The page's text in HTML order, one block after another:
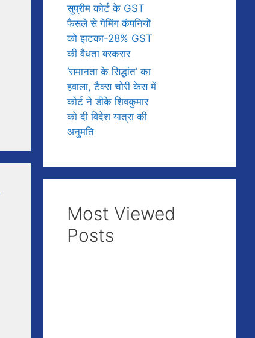
सुप्रीम कोर्ट के GST
फैसले से गेमिंग कंपनियों
को झटका-28% GST
की वैधता बरकरार
‘समानता के सिद्धांत’ का
हवाला, टैक्स चोरी केस में
कोर्ट ने डीके शिवकुमार
को दी विदेश यात्रा की
अनुमति
Most Viewed
Posts